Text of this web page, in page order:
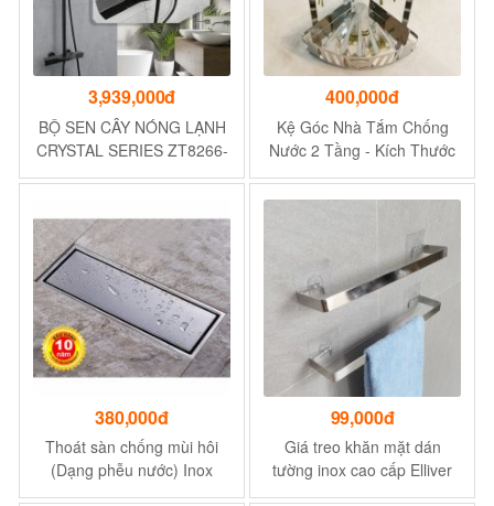
3,939,000đ
BỘ SEN CÂY NÓNG LẠNH
CRYSTAL SERIES ZT8266-
BLACK
400,000đ
Kệ Góc Nhà Tắm Chống
Nước 2 Tầng - Kích Thước
25x25x38 cm
380,000đ
Thoát sàn chống mùi hôi
(Dạng phễu nước) Inox
sus304 (Xịn Đẹp) (Kiểu dài
99,000đ
Giá treo khăn mặt dán
tường inox cao cấp Elliver
đồ gia dụng phòng tắm thiết